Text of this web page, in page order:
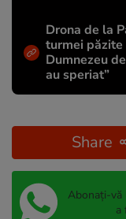
Drona de la
turmei păzite
Dumnezeu
au speriat”
Share
Abonați-vă
a